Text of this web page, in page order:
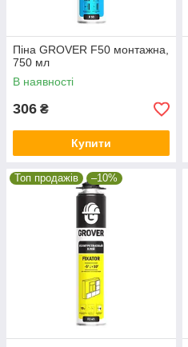
Піна GROVER F50 монтажна,
750 мл
В наявності
306 ₴
Купити
Топ продажів –10%